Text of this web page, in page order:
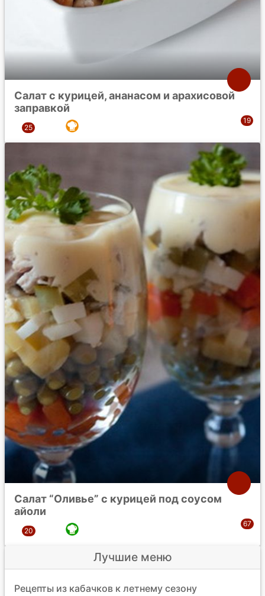
Салат с курицей, ананасом и арахисовой
заправкой
Салат “Оливье” с курицей под соусом
айоли
Лучшие меню
Рецепты из кабачков к летнему сезону